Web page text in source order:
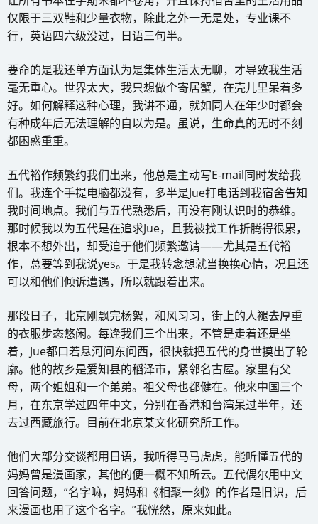
仅限于三双鞋和少量衣物，除此之外一无是处，专业课不
行，英语四六级没过，日语三句半。
要命的是我还单方面认为是集体生活太无聊，才导致我生活
毫无重心。世界太大，我只想做个寄居蟹，在壳儿里呆着多
好。如何解释这种心理，我讲不通，就如同人在年少时都会
有种成年后无法理解的自以为是。虽说，生命真的无时不刻
都困惑重重。
五代裕作频繁约我们出来，他总是主动写E-mail同时发给我
们。我连个手提电脑都没有，多半是Jue打电话到我宿舍告知
我时间地点。我们与五代熟悉后，再没有刚认识时的恭维。
那时候我以为五代是在追求Jue，且我被找工作折腾得很累，
根本不想外出，却受迫于他们频繁邀请——尤其是五代裕
作，总要等到我说yes。于是我转念想就当换换心情，况且还
可以和他们倾诉遭遇，所以就跟着出来。
那段日子，北京刚飘完杨絮，和风习习，街上的人褪去厚重
的衣服步态悠闲。每逢我们三个出来，不管是走着还是坐
着，Jue都口若悬河问东问西，很快就把五代的身世摸出了轮
廓。他的故乡是爱知县的稻泽市，紧邻名古屋。家里有父
母，两个姐姐和一个弟弟。祖父母也都健在。他来中国三个
月，在东京学过四年中文，分别在香港和台湾呆过半年，还
去过西藏旅行。目前在北京某文化研究所工作。
他们大部分交谈都用日语，我听得马马虎虎，能听懂五代的
妈妈曾是漫画家，其他的便一概不知所云。五代偶尔用中文
回答问题，“名字嘛，妈妈和《相聚一刻》的作者是旧识，后
来漫画也用了这个名字。”我恍然，原来如此。